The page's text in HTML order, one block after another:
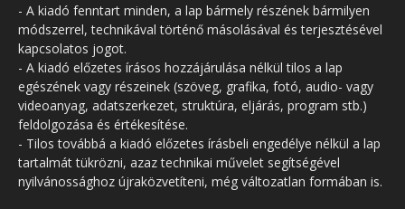
- A kiadó fenntart minden, a lap bármely részének bármilyen
módszerrel, technikával történő másolásával és terjesztésével
kapcsolatos jogot.
- A kiadó előzetes írásos hozzájárulása nélkül tilos a lap
egészének vagy részeinek (szöveg, grafika, fotó, audio- vagy
videoanyag, adatszerkezet, struktúra, eljárás, program stb.)
feldolgozása és értékesítése.
- Tilos továbbá a kiadó előzetes írásbeli engedélye nélkül a lap
tartalmát tükrözni, azaz technikai művelet segítségével
nyilvánossághoz újraközvetíteni, még változatlan formában is.